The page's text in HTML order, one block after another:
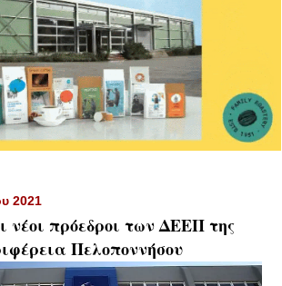
2021
νέοι πρόεδροι των ΔΕΕΠ της
Πελοποννήσου